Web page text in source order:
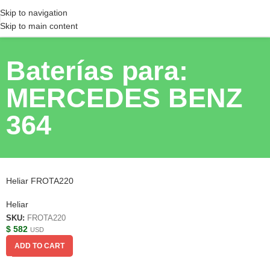
Skip to navigation
Skip to main content
Baterías para:
MERCEDES BENZ
364
Heliar FROTA220
Heliar
SKU: FROTA220
$ 582 USD
ADD TO CART